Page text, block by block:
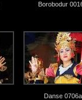
Borobodur
Danse 0706a